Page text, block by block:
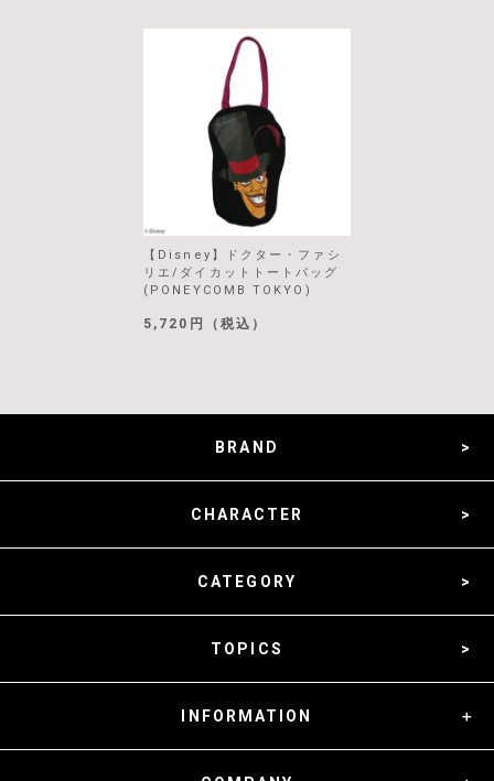
【Disney】ドクター・ファシ
リエ/ダイカットトートバッグ
(PONEYCOMB TOKYO)
5,720円（税込）
BRAND
CHARACTER
CATEGORY
TOPICS
INFORMATION